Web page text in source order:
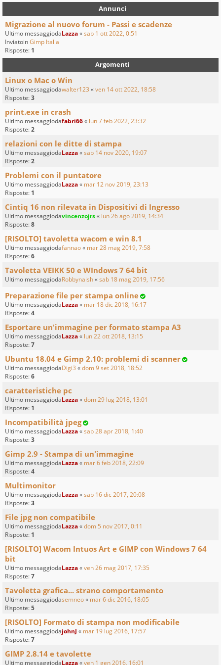
Annunci
Migrazione al nuovo forum - Passi e scadenze
Ultimo messaggiodaLazza«sab 1 ott 2022, 0:51
InviatoinGimp Italia
Risposte: 1
Argomenti
Linux o Mac o Win
Ultimo messaggiodawalter123 «ven 14 ott 2022, 18:58
Risposte:3
print.exe in crash
Ultimo messaggiodafabri66« lun 7 feb 2022, 23:32
Risposte:2
relazioni con le ditte di stampa
Ultimo messaggiodaLazza«sab 14 nov 2020, 19:07
Risposte:2
Problemi con il puntatore
Ultimo messaggiodaLazza« mar 12 nov 2019, 23:13
Risposte: 1
Cintiq 16 non rilevata in Dispositivi di Ingresso
Ultimo messaggiodavincenzojrs« lun 26 ago 2019, 14:34
Risposte:8
[RISOLTO] tavoletta wacom e win 8.1
Ultimo messaggiodafannao« mar 28 mag 2019, 7:58
Risposte:6
Tavoletta VEIKK 50 e WIndows 7 64 bit
Ultimo messaggiodaRobbynaish«sab 18 mag 2019, 17:56
Preparazione file per stampa online
Ultimo messaggiodaLazza« mar 18 dic 2018, 16:17
Risposte:4
Esportare un'immagine per formato stampa A3
Ultimo messaggiodaLazza« lun 22 ott 2018, 13:15
Risposte:7
Ubuntu 18.04 e Gimp 2.10: problemi di scanner
Ultimo messaggiodaDigi3 «dom 9 set 2018, 18:52
Risposte:6
caratteristiche pc
Ultimo messaggiodaLazza«dom 29 lug 2018, 13:01
Risposte: 1
Incompatibilità jpeg
Ultimo messaggiodaLazza«sab 28 apr 2018, 1:40
Risposte:3
Gimp 2.9 - Stampa di un'immagine
Ultimo messaggiodaLazza« mar 6 feb 2018, 22:09
Risposte:4
Multimonitor
Ultimo messaggiodaLazza«sab 16 dic 2017, 20:08
Risposte:3
File jpg non compatibile
Ultimo messaggiodaLazza«dom 5 nov 2017, 0:11
Risposte: 1
[RISOLTO] Wacom Intuos Art e GIMP con Windows 7 64
bit
Ultimo messaggiodaLazza«ven 26 mag 2017, 17:35
Risposte:7
Tavoletta grafica... strano comportamento
Ultimo messaggiodasemneo« mar 6 dic 2016, 18:05
Risposte:5
[RISOLTO] Formato di stampa non modificabile
Ultimo messaggiodajohnJ « mar 19 lug 2016, 17:57
Risposte:7
GIMP 2.8.14 e tavolette
Ultimo messaggiodaLazza«ven 1 gen 2016, 16:01